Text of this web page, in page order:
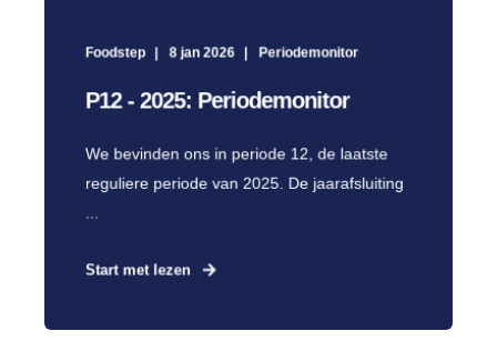
Foodstep 8 jan 2026 Periodemonitor
P12 - 2025: Periodemonitor
We bevinden ons in periode 12, de laatste
reguliere periode van 2025. De jaarafsluiting
...
Start met lezen